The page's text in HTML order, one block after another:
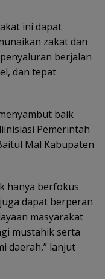
ini dapat
zakat dan
berjalan
dan tepat
baik
Pemerintah
Mal Kabupaten
hanya berfokus
dapat berperan
masyarakat
mustahik serta
daerah,” lanjut